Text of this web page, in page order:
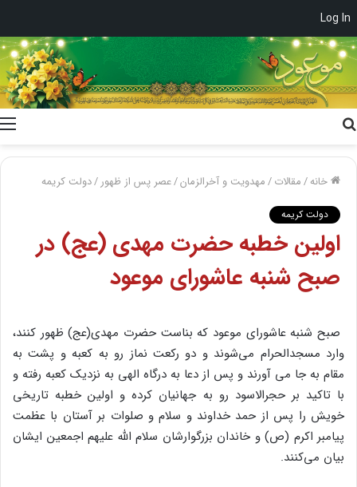
Log In
خانه/مقالات/مهدویت و آخرالزمان/عصر پس از ظهور /دولت کریمه
دولت کریمه
اولین خطبه حضرت مهدی (عج) در
صبح شنبه عاشورای موعود
صبح شنبه عاشورای موعود که بناست حضرت مهدی(عج) ظهور کنند،
وارد مسجدالحرام می‌شوند و دو رکعت نماز رو به کعبه و پشت به
مقام به جا می آورند و پس از دعا به درگاه الهی به نزدیک کعبه رفته و
با تاکید بر حجرالاسود رو به جهانیان کرده و اولین خطبه تاریخی
خویش را پس از حمد خداوند و سلام و صلوات بر آستان با عظمت
پیامبر اکرم (ص) و خاندان بزرگوارشان سلام الله علیهم اجمعین ایشان
بیان می‌کنند.